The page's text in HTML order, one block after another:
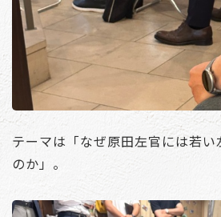
テーマは「なぜ原田左官には若
のか」。